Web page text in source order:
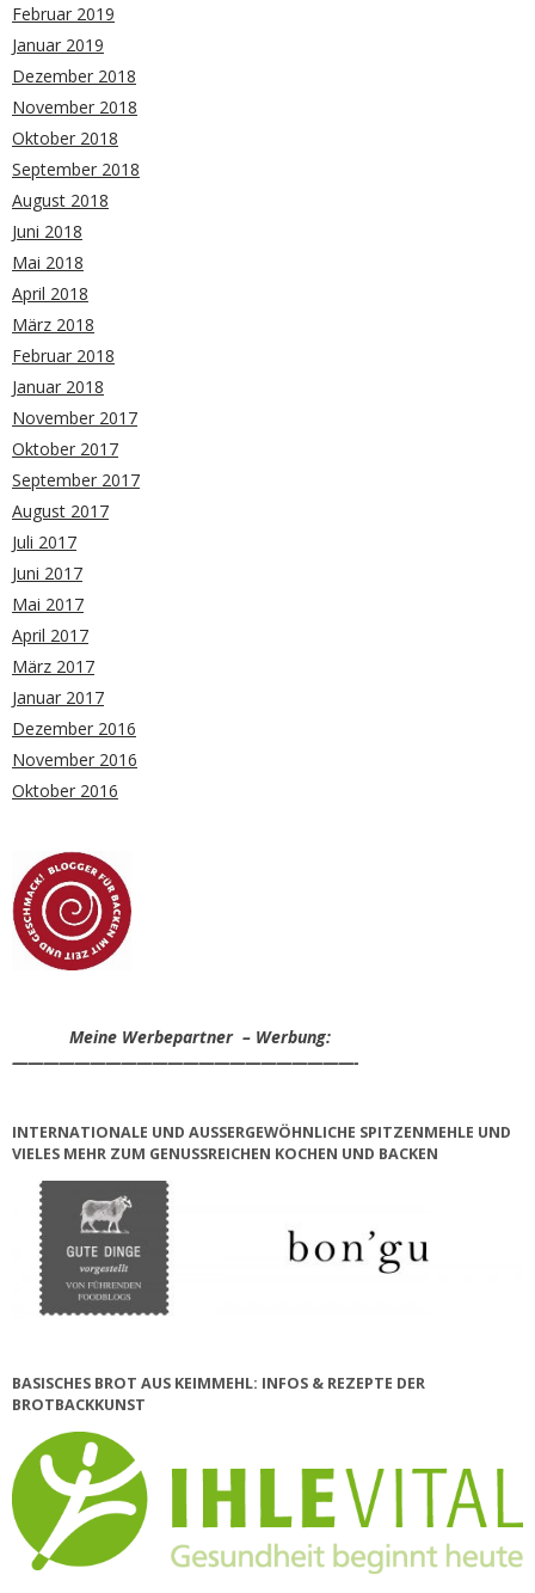
Februar 2019
Januar 2019
Dezember 2018
November 2018
Oktober 2018
September 2018
August 2018
Juni 2018
Mai 2018
April 2018
März 2018
Februar 2018
Januar 2018
November 2017
Oktober 2017
September 2017
August 2017
Juli 2017
Juni 2017
Mai 2017
April 2017
März 2017
Januar 2017
Dezember 2016
November 2016
Oktober 2016
Meine Werbepartner – Werbung:
——————————————————————-
INTERNATIONALE UND AUSSERGEWÖHNLICHE SPITZENMEHLE UND V
IELES MEHR ZUM GENUSSREICHEN KOCHEN UND BACKEN
BASISCHES BROT AUS KEIMMEHL: INFOS & REZEPTE DER
BROTBACKKUNST